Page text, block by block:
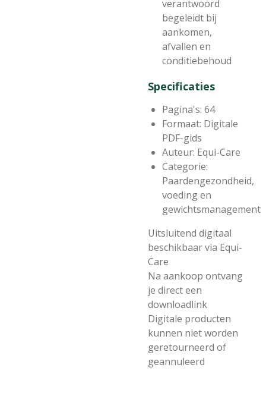
verantwoord
begeleidt bij
aankomen,
afvallen en
conditiebehoud
Specificaties
Pagina's: 64
Formaat: Digitale
PDF-gids
Auteur: Equi-Care
Categorie:
Paardengezondheid,
voeding en
gewichtsmanagement
Uitsluitend digitaal
beschikbaar via Equi-
Care
Na aankoop ontvang
je direct een
downloadlink
Digitale producten
kunnen niet worden
geretourneerd of
geannuleerd